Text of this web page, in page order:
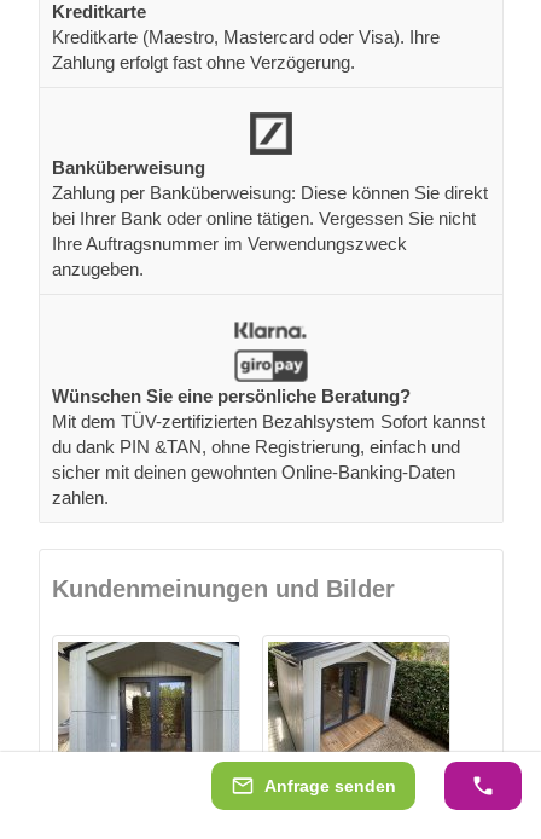
Kreditkarte
Kreditkarte (Maestro, Mastercard oder Visa). Ihre
Zahlung erfolgt fast ohne Verzögerung.
Banküberweisung
Zahlung per Banküberweisung: Diese können Sie direkt
bei Ihrer Bank oder online tätigen. Vergessen Sie nicht
Ihre Auftragsnummer im Verwendungszweck
anzugeben.
Wünschen Sie eine persönliche Beratung?
Mit dem TÜV-zertifizierten Bezahlsystem Sofort kannst
du dank PIN &TAN, ohne Registrierung, einfach und
sicher mit deinen gewohnten Online-Banking-Daten
zahlen.
Kundenmeinungen und Bilder
Anfrage senden